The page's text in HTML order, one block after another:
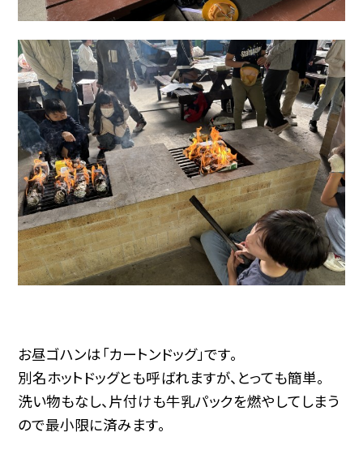
お昼ゴハンは「カートンドッグ」です。
別名ホットドッグとも呼ばれますが、とっても簡単。
洗い物もなし、片付けも牛乳パックを燃やしてしまう
ので最小限に済みます。